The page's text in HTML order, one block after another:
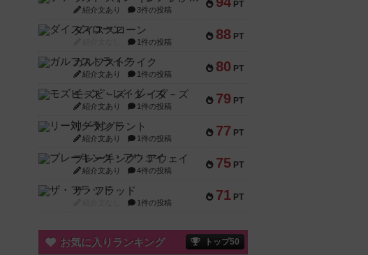
PT
紹介文あり 3件の投稿
88 PT
ダイススローン
1件の投稿
80 PT
ガルフストライク
紹介文あり 1件の投稿
79 PT
モズビ－ズ・レイダ－ズ
紹介文あり 1件の投稿
77 PT
リー対グラント
紹介文あり 1件の投稿
75 PT
ブレーキング・アウェイ
紹介文あり 4件の投稿
71 PT
ザ・フラッド
1件の投稿
お気に入りランキング トップ50